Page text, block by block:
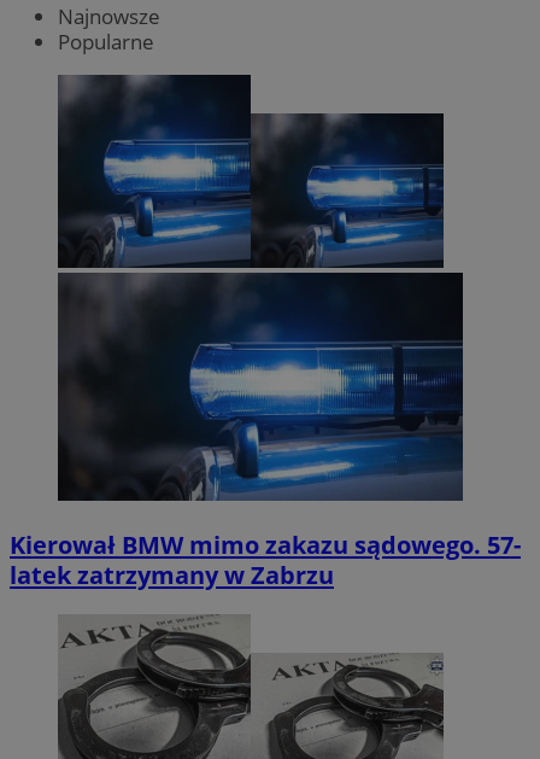
Najnowsze
Popularne
Kierował BMW mimo zakazu sądowego. 57-
latek zatrzymany w Zabrzu